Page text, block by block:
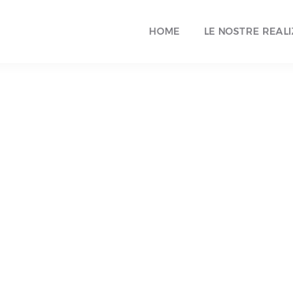
HOME LE NOSTRE